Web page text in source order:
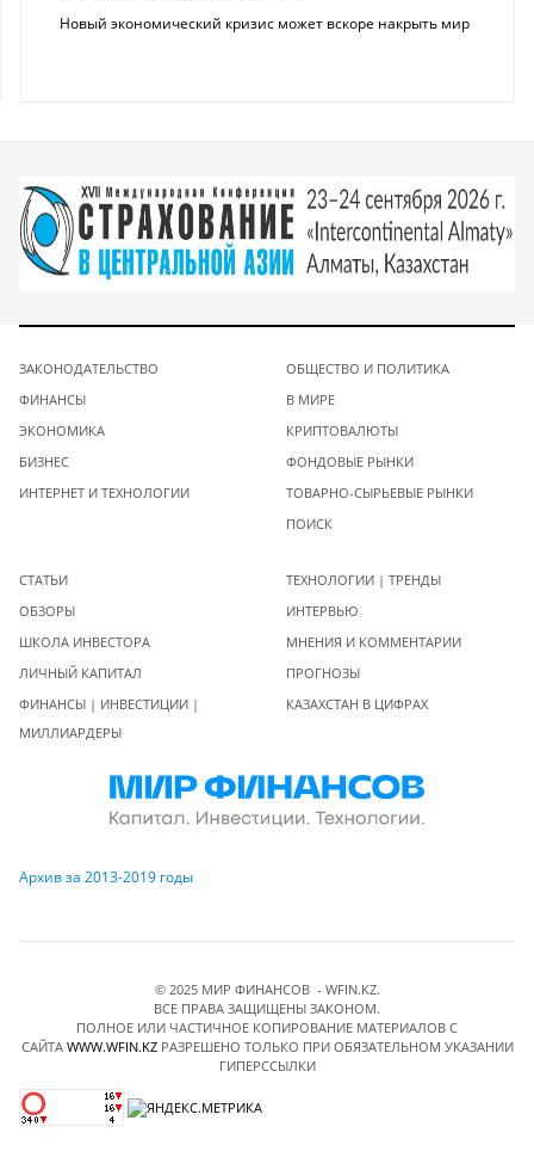
Новый экономический кризис может вскоре накрыть мир
ЗАКОНОДАТЕЛЬСТВО
ФИНАНСЫ
ЭКОНОМИКА
БИЗНЕС
ИНТЕРНЕТ И ТЕХНОЛОГИИ
ОБЩЕСТВО И ПОЛИТИКА
В МИРЕ
КРИПТОВАЛЮТЫ
ФОНДОВЫЕ РЫНКИ
ТОВАРНО-СЫРЬЕВЫЕ РЫНКИ
ПОИСК
СТАТЬИ
ОБЗОРЫ
ШКОЛА ИНВЕСТОРА
ЛИЧНЫЙ КАПИТАЛ
ФИНАНСЫ | ИНВЕСТИЦИИ |
МИЛЛИАРДЕРЫ
ТЕХНОЛОГИИ | ТРЕНДЫ
ИНТЕРВЬЮ
МНЕНИЯ И КОММЕНТАРИИ
ПРОГНОЗЫ
КАЗАХСТАН В ЦИФРАХ
Архив за 2013-2019 годы
© 2025 МИР ФИНАНСОВ - WFIN.KZ.
ВСЕ ПРАВА ЗАЩИЩЕНЫ ЗАКОНОМ.
ПОЛНОЕ ИЛИ ЧАСТИЧНОЕ КОПИРОВАНИЕ МАТЕРИАЛОВ C
САЙТА WWW.WFIN.KZРАЗРЕШЕНО ТОЛЬКО ПРИ ОБЯЗАТЕЛЬНОМ УКАЗАНИИ
ГИПЕРССЫЛКИ